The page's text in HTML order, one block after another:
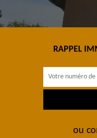
RAPPEL
ou